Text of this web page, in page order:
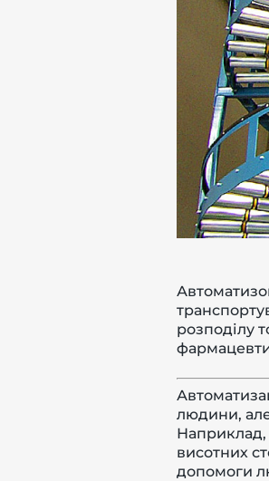
розподілу
людини,
Наприклад,
висотних
допомоги